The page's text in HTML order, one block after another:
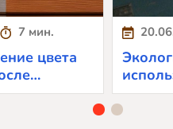
7 мин.
цвета